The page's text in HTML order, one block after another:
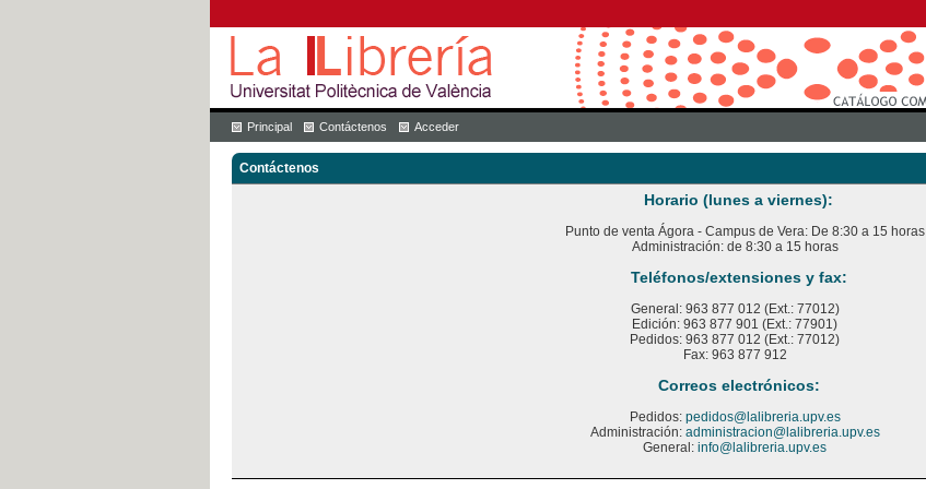
Principal Contáctenos Acceder
Contáctenos
Horario (lunes a viernes):
Punto de venta Ágora - Campus de Vera: De 8:30 a 15 horas
Administración: de 8:30 a 15 horas
Teléfonos/extensiones y fax:
General: 963 877 012 (Ext.: 77012)
Edición: 963 877 901 (Ext.: 77901)
Pedidos: 963 877 012 (Ext.: 77012)
Fax: 963 877 912
Correos electrónicos:
Pedidos: pedidos@lalibreria.upv.es
Administración: administracion@lalibreria.upv.es
General: info@lalibreria.upv.es